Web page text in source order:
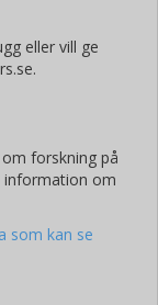
eller vill ge
forskning på
information om
som kan se